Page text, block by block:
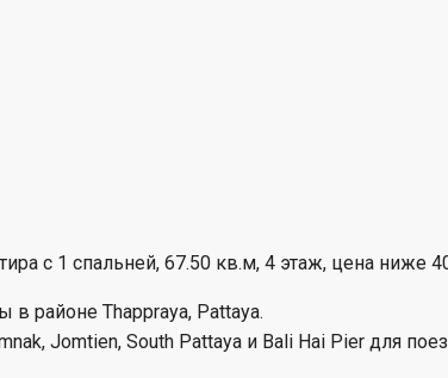
с 1 спальней, 67.50 кв.м, 4 этаж, цена ниже
районе Thappraya, Pattaya.
Jomtien, South Pattaya и Bali Hai Pier для